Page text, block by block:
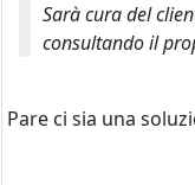
Sarà cura del
consultando il
Pare ci sia una